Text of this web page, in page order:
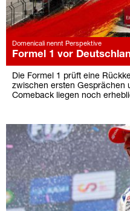
Domenicali nennt Perspektive
Formel 1 vor
Die Formel 1 prüft eine
zwischen ersten Gesprächen
Comeback liegen noch